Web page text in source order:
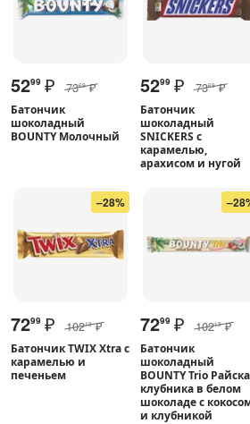
5299 ₽ 7369 ₽
Батончик
шоколадный
BOUNTY Молочный
5299 ₽ 7369 ₽
Батончик
шоколадный
SNICKERS с
карамелью,
арахисом и нугой
–28%
7299 ₽ 10219 ₽
Батончик TWIX Xtra с
карамелью и
печеньем
7299 ₽ 10219 ₽
Батончик
шоколадный
BOUNTY Trio
клубника в белом
шоколаде с
и клубникой